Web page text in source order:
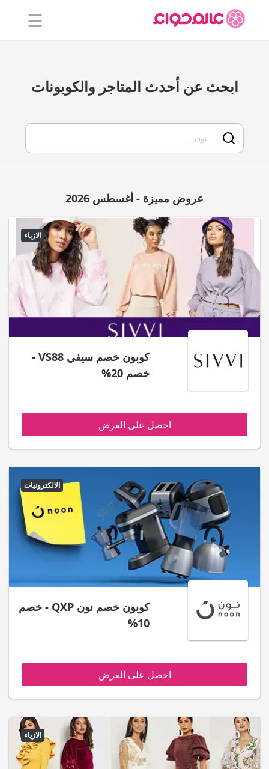
أفضل 20
المتاجر
فئات
☰
ابحث عن أحدث المتاجر والكوبونات
عروض مميزة - أغسطس 2026
الازياء
كوبون خصم سيفي VS88 -
خصم 20%
احصل على العرض
الالكترونيات
كوبون خصم نون QXP - خصم
10%
احصل على العرض
الازياء